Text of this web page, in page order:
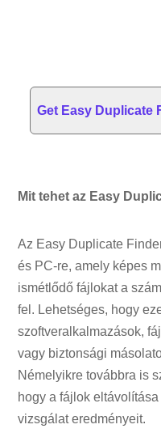
Get Easy Duplicate
Mit tehet az Easy
Az Easy Duplicate
és PC-re, amely képes
ismétlődő fájlokat a
fel. Lehetséges, hogy
szoftveralkalmazások,
vagy biztonsági
Némelyikre továbbra is
hogy a fájlok
vizsgálat eredményeit.